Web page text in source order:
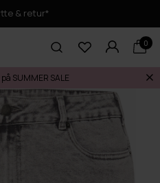
& retur*
0
SUMMER SALE